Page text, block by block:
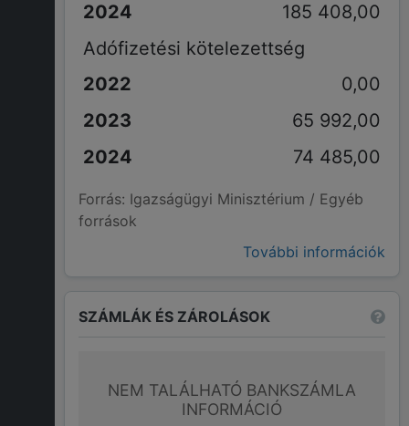
185 408,00
Adófizetési kötelezettség
0,00
65 992,00
74 485,00
Forrás: Igazságügyi Minisztérium / Egyéb
források
További információk
SZÁMLÁK ÉS ZÁROLÁSOK
NEM TALÁLHATÓ BANKSZÁMLA
INFORMÁCIÓ